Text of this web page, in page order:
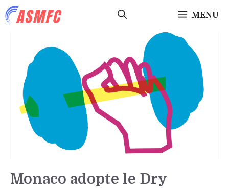
Aller
au
MENU
Monaco adopte le Dry